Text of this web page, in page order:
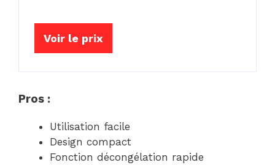
Voir le prix
Pros :
Utilisation facile
Design compact
Fonction décongélation rapide